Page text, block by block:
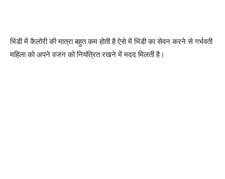
भिंडी में कैलोरी की मात्रा बहुत कम होती है ऐसे में भिंडी का सेवन करने से गर्भवती
महिला को अपने वजन को नियंत्रित रखने में मदद मिलती है।